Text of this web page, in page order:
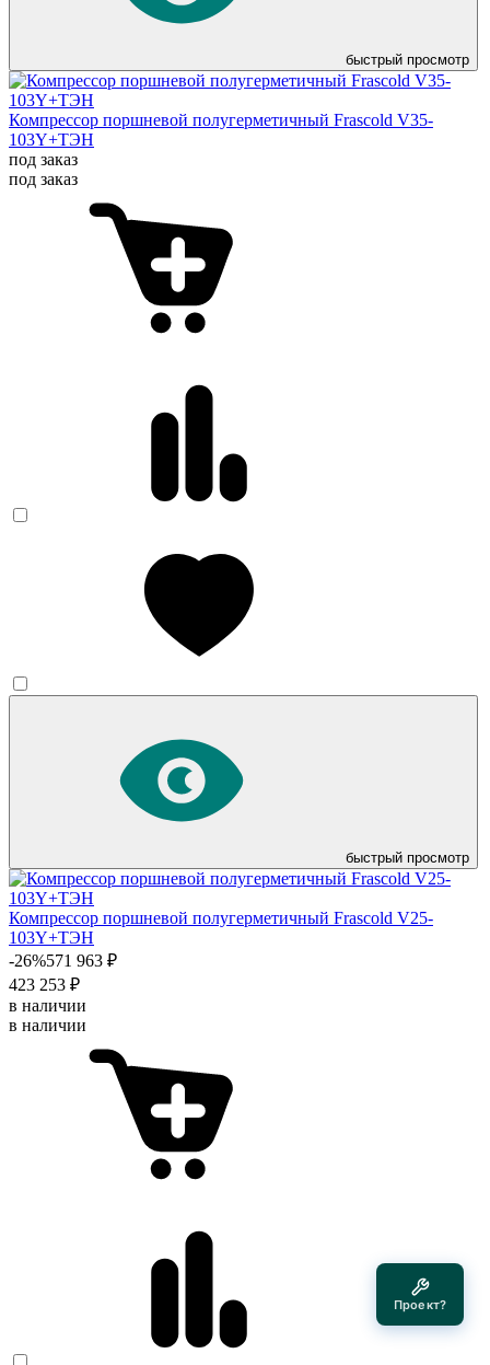
быстрый просмотр
Компрессор поршневой полугерметичный Frascold V35-
103Y+ТЭН
под заказ
под заказ
быстрый просмотр
Компрессор поршневой полугерметичный Frascold V25-
103Y+ТЭН
-26%571 963 ₽
423 253 ₽
в наличии
в наличии
Проект?